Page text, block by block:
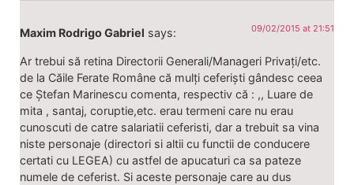
Maxim Rodrigo Gabriel says: 09/02/2015 at 21:51
Ar trebui să retina Directorii Generali/Manageri Privați/etc.
de la Căile Ferate Române că mulți ceferiști gândesc ceea
ce Ștefan Marinescu comenta, respectiv că : ,, Luare de
mita , santaj, coruptie,etc. erau termeni care nu erau
cunoscuti de catre salariatii ceferisti, dar a trebuit sa vina
niste personaje (directori si altii cu functii de conducere
certati cu LEGEA) cu astfel de apucaturi ca sa pateze
numele de ceferist. Si aceste personaje care au dus